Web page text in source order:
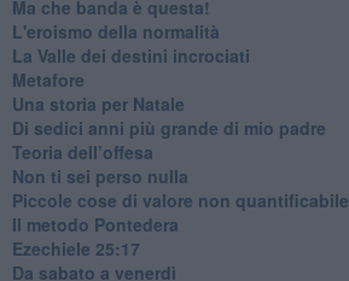
Ma che banda è questa!
L'eroismo della normalità
​La Valle dei destini incrociati
Metafore
​Una storia per Natale
​Di sedici anni più grande di mio padre
Teoria dell’offesa
​Non ti sei perso nulla
​Piccole cose di valore non quantificabile
​Il metodo Pontedera
​Ezechiele 25:17
Da sabato a venerdì